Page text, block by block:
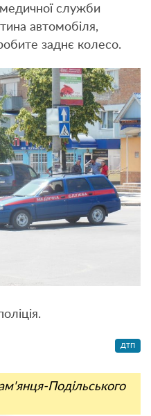
медичної служби
автомобіля,
заднє колесо.
ДТП
Подільського